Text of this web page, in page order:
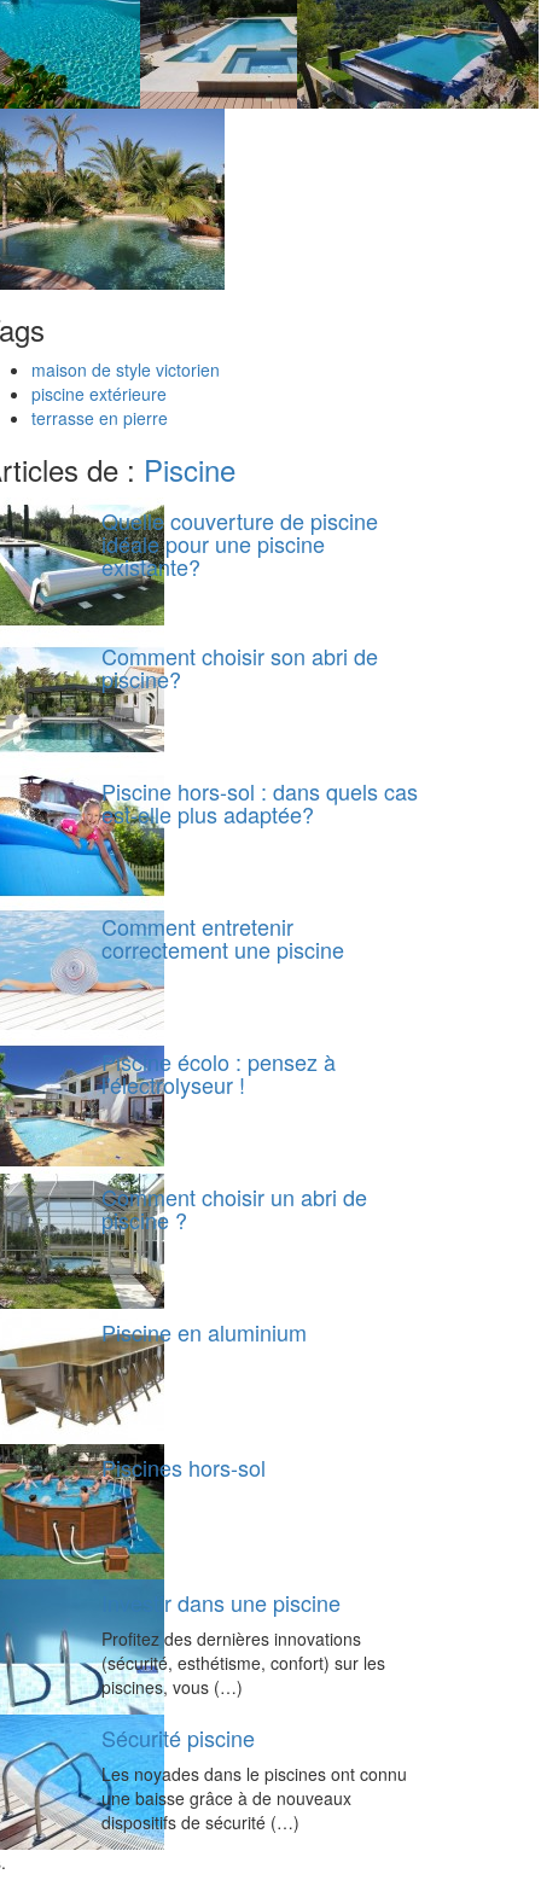
maison de style victorien
piscine extérieure
terrasse en pierre
de : Piscine
Quelle couverture de piscine
idéale pour une piscine
existante?
Comment choisir son abri de
piscine?
Piscine hors-sol : dans quels cas
est-elle plus adaptée?
Comment entretenir
correctement une piscine
Piscine écolo : pensez à
l'électrolyseur !
Comment choisir un abri de
piscine ?
Piscine en aluminium
Piscines hors-sol
Investir dans une piscine
Profitez des dernières innovations
(sécurité, esthétisme, confort) sur les
piscines, vous (…)
Sécurité piscine
Les noyades dans le piscines ont connu
une baisse grâce à de nouveaux
dispositifs de sécurité (…)